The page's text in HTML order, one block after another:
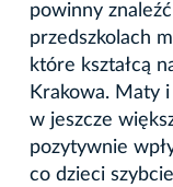
powinny
przedszkolach
które kształcą
Krakowa. Maty
w jeszcze
pozytywnie
co dzieci